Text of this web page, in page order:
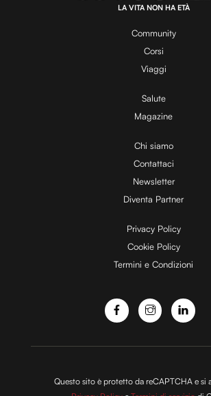
y
V
i
d
e
o
.
0
LA VITA NON HA ETÀ
Community
Corsi
Viaggi
Salute
Magazine
Chi siamo
Contattaci
Newsletter
Diventa Partner
Privacy Policy
Cookie Policy
Termini e Condizioni
Questo sito è protetto da reCAPTCHA e si